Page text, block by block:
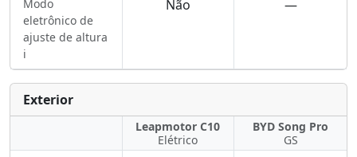
Modo
eletrônico de
ajuste de altura
ℹ️
Não —
Exterior
Leapmotor C10
Elétrico
BYD Song Pro
GS